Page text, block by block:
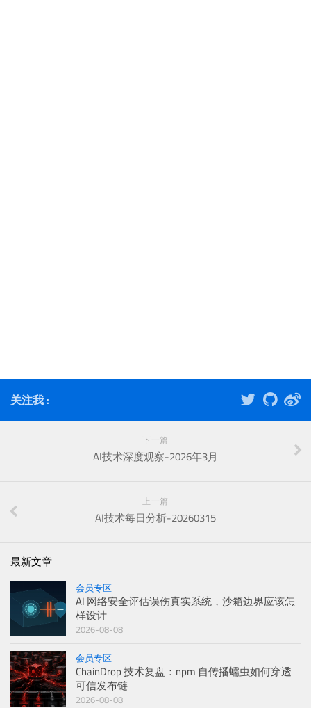
关注我 :
下一篇
AI技术深度观察-2026年3月
上一篇
AI技术每日分析-20260315
最新文章
会员专区
AI 网络安全评估误伤真实系统，沙箱边界应该怎
样设计
2026-08-08
会员专区
ChainDrop 技术复盘：npm 自传播蠕虫如何穿透
可信发布链
2026-08-08